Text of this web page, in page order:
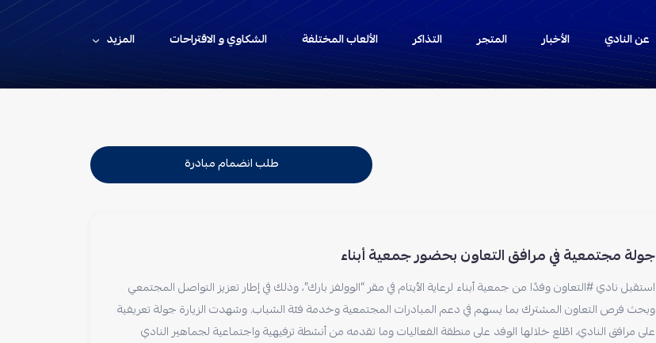
عن النادي الأخبار المتجر التذاكر الألعاب المختلفة الشكاوي و الاقتراحات المزيد
طلب انضمام مبادرة
جولة مجتمعية في مرافق التعاون بحضور جمعية أبناء
استقبل نادي #التعاون وفدًا من جمعية أبناء لرعاية الأيتام في مقر “الوولفز بارك”، وذلك في إطار تعزيز التواصل المجتمعي
وبحث فرص التعاون المشترك بما يسهم في دعم المبادرات المجتمعية وخدمة فئة الشباب. وشهدت الزيارة جولة تعريفية
على مرافق النادي، اطّلع خلالها الوفد على منطقة الفعاليات وما تقدمه من أنشطة ترفيهية واجتماعية لجماهير النادي